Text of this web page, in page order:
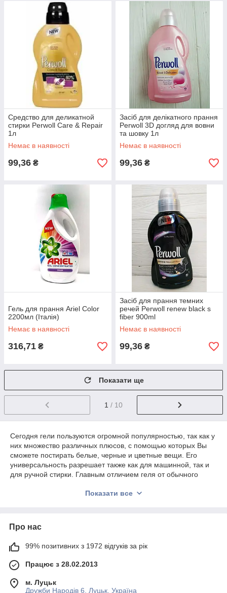
Средство для деликатной
стирки Perwoll Care & Repair
1л
Немає в наявності
99,36 ₴
Засіб для делікатного прання
Perwoll 3D догляд для вовни
та шовку 1л
Немає в наявності
99,36 ₴
Гель для прання Ariel Color
2200мл (Італія)
Немає в наявності
316,71 ₴
Засіб для прання темних
речей Perwoll renew black s
fiber 900ml
Немає в наявності
99,36 ₴
Показати ще
1 / 10
Сегодня гели пользуются огромной популярностью, так как у
них множество различных плюсов, с помощью которых Вы
сможете постирать белые, черные и цветные вещи. Его
универсальность разрешает также как для машинной, так и
для ручной стирки. Главным отличием геля от обычного
намного дешевле. Если Вам нужно удалить даже самые
лучше и эффективней геля не найти! Данная продукция
пользуется огромной популярностью по всему миру.
которой они смогут забыть о фразе "трудные пятна".
60 и 95 градусов. С помощью одного колпачка средства,
Показати все
Про нас
99% позитивних з 1972 відгуків за рік
Працює з 28.02.2013
м. Луцьк
Дружби Народів 6, Луцьк, Україна